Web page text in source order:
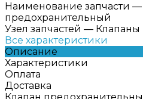
Наименование запчасти —
предохранительный
Узел запчастей — Клапаны
Все характеристики
Описание
Характеристики
Оплата
Доставка